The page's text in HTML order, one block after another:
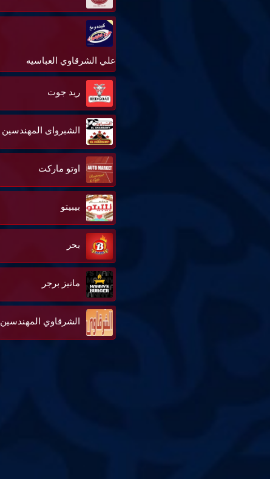
علي الشرقاوي العباسيه
ريد جوت
الشبرواى المهندسين
اوتو ماركت
بيبيتو
بحر
مانيز برجر
الشرقاوي المهندسين